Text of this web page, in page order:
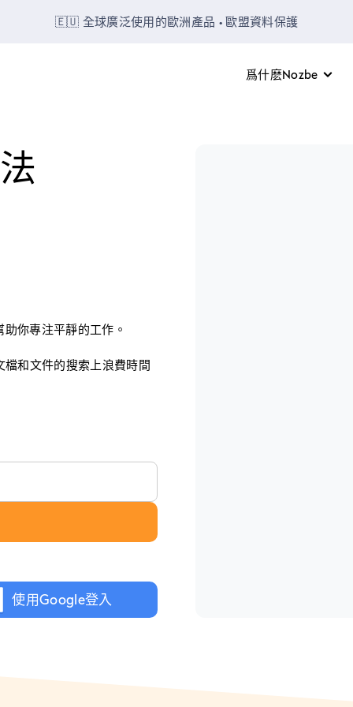
🇪🇺 全球廣泛使用的歐洲產品 • 歐盟資料保護
爲什麽Nozbe
你專注平靜的工作。
和文件的搜索上浪費時間
使用Google登入